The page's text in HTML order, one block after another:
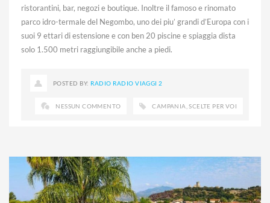
ristorantini, bar, negozi e boutique. Inoltre il famoso e rinomato
parco idro-termale del Negombo, uno dei piu’ grandi d’Europa con i
suoi 9 ettari di estensione e con ben 20 piscine e spiaggia dista
solo 1.500 metri raggiungibile anche a piedi.
POSTED BY: RADIO RADIO VIAGGI 2
NESSUN COMMENTO CAMPANIA ,SCELTE PER VOI